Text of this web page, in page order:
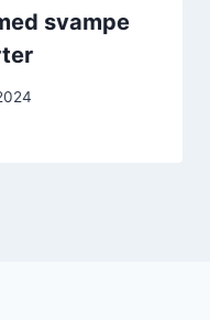
svampe